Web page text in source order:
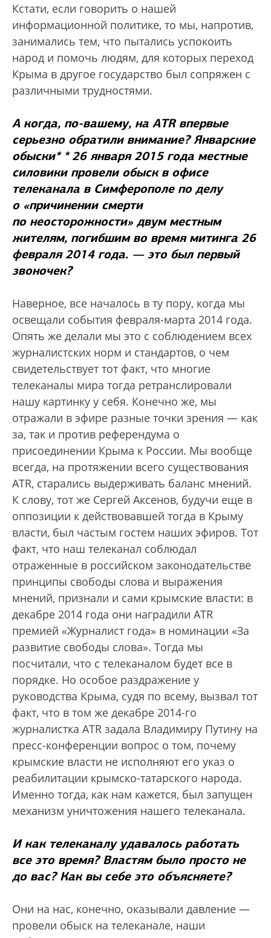
Кстати, если говорить о нашей
информационной политике, то мы, напротив,
занимались тем, что пытались успокоить
народ и помочь людям, для которых переход
Крыма в другое государство был сопряжен с
различными трудностями.
А когда, по-вашему, на ATR впервые
серьезно обратили внимание? Январские
обыски* *26 января 2015 года местные
силовики провели обыск в офисе
телеканала в Симферополе по делу
о «причинении смерти
по неосторожности» двум местным
жителям, погибшим во время митинга 26
февраля 2014 года. — это был первый
звоночек?
Наверное, все началось в ту пору, когда мы
освещали события февраля-марта 2014 года.
Опять же делали мы это с соблюдением всех
журналистских норм и стандартов, о чем
свидетельствует тот факт, что многие
телеканалы мира тогда ретранслировали
нашу картинку у себя. Конечно же, мы
отражали в эфире разные точки зрения — как
за, так и против референдума о
присоединении Крыма к России. Мы вообще
всегда, на протяжении всего существования
ATR, старались выдерживать баланс мнений.
К слову, тот же Сергей Аксенов, будучи еще в
оппозиции к действовавшей тогда в Крыму
власти, был частым гостем наших эфиров. Тот
факт, что наш телеканал соблюдал
отраженные в российском законодательстве
принципы свободы слова и выражения
мнений, признали и сами крымские власти: в
декабре 2014 года они наградили ATR
премией «Журналист года» в номинации «За
развитие свободы слова». Тогда мы
посчитали, что с телеканалом будет все в
порядке. Но особое раздражение у
руководства Крыма, судя по всему, вызвал тот
факт, что в том же декабре 2014-го
журналистка ATR задала Владимиру Путину на
пресс-конференции вопрос о том, почему
крымские власти не исполняют его указ о
реабилитации крымско-татарского народа.
Именно тогда, как нам кажется, был запущен
механизм уничтожения нашего телеканала.
И как телеканалу удавалось работать
все это время? Властям было просто не
до вас? Как вы себе это объясняете?
Они на нас, конечно, оказывали давление —
провели обыск на телеканале, наши